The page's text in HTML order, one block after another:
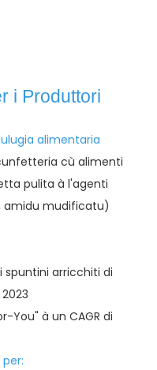
i Produttori
alimentaria
cù alimenti
pulita à l'agenti
amidu mudificatu)
spuntini arricchiti di
You" à un CAGR di